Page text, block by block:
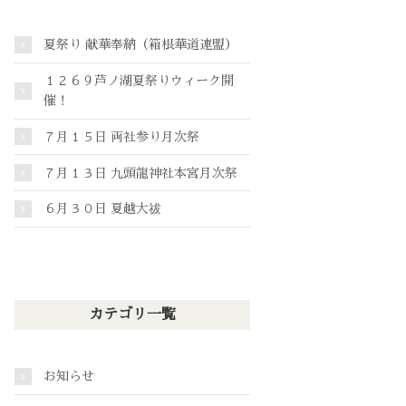
夏祭り 献華奉納（箱根華道連盟）
１２６９芦ノ湖夏祭りウィーク開
催！
７月１５日 両社参り月次祭
７月１３日 九頭龍神社本宮月次祭
６月３０日 夏越大祓
カテゴリ一覧
お知らせ